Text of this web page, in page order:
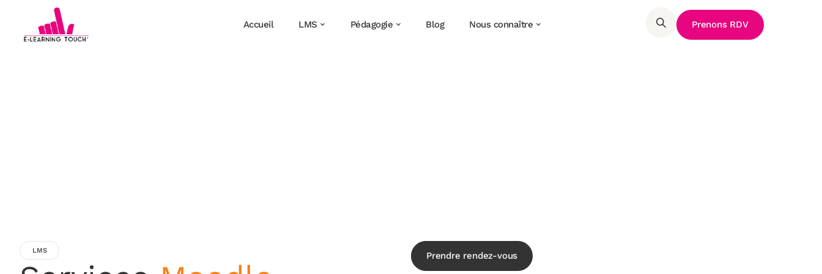
Accueil LMS Pédagogie Blog Nous connaître Prenons RDV
LMS Prendre rendez-vous